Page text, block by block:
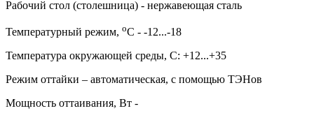
Рабочий стол (столешница) - нержавеющая сталь
Температурный режим, оС - -12...-18
Температура окружающей среды, С: +12...+35
Режим оттайки – автоматическая, с помощью ТЭНов
Мощность оттаивания, Вт -